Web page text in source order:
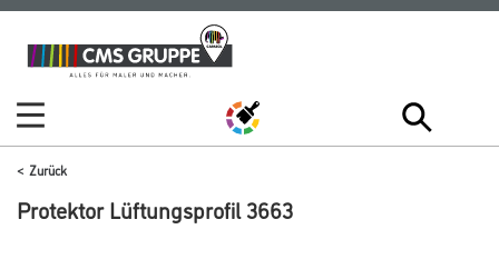
Zum
Inhalt
Zum
Navigationsmenü
Zurück
Protektor Lüftungsprofil 3663